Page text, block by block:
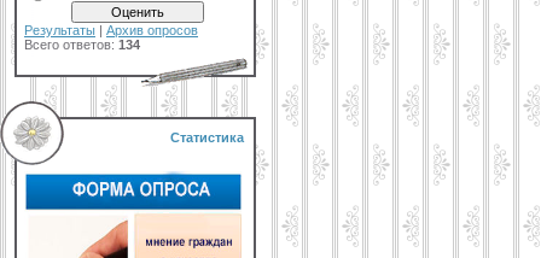
Результаты | Архив опросов
Всего ответов: 134
Статистика